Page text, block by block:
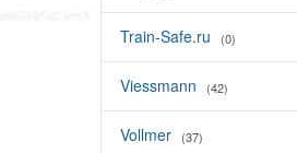
Train-Safe.ru (0)
Viessmann (42)
Vollmer (37)